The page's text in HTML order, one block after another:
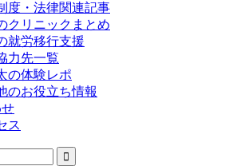
度・法律関連記事
クリニックまとめ
就労移行支援
力先一覧
の体験レポ
のお役立ち情報
ス